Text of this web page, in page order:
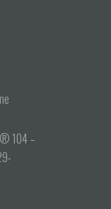
104 –